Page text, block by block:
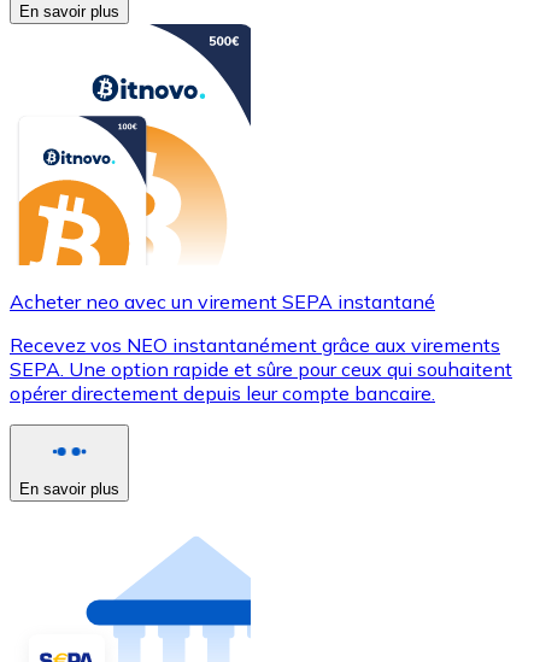
En savoir plus
Acheter neo avec un virement SEPA instantané
Recevez vos NEO instantanément grâce aux virements
SEPA. Une option rapide et sûre pour ceux qui souhaitent
opérer directement depuis leur compte bancaire.
En savoir plus